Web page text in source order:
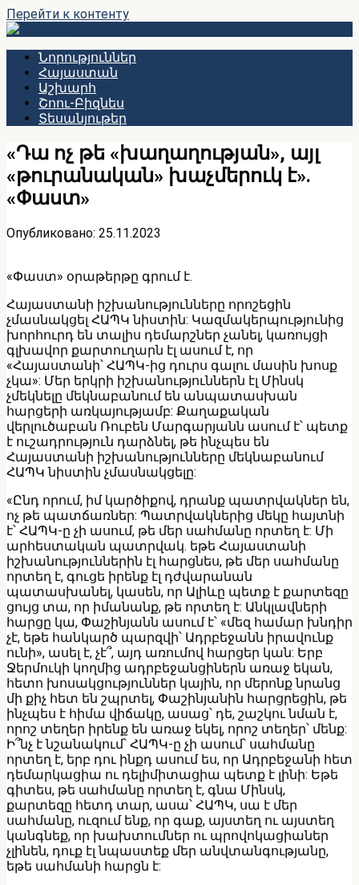
Перейти к контенту
Նորություններ
Հայաստան
Աշխարհ
Շոու-Բիզնես
Տեսանյութեր
«Դա ոչ թե «խաղաղության», այլ
«թուրանական» խաչմերուկ է»․
«Փաստ»
Опубликовано: 25.11.2023
«Փաստ» օրաթերթը գրում է.
Հայաստանի իշխանությունները որոշեցին
չմասնակցել ՀԱՊԿ նիստին: Կազմակերպությունից
խորհուրդ են տալիս դեմարշներ չանել, կառույցի
գլխավոր քարտուղարն էլ ասում է, որ
«Հայաստանի՝ ՀԱՊԿ-ից դուրս գալու մասին խոսք
չկա»: Մեր երկրի իշխանություններն էլ Մինսկ
չմեկնելը մեկնաբանում են անպատասխան
հարցերի առկայությամբ: Քաղաքական
վերլուծաբան Ռուբեն Մարգարյանն ասում է՝ պետք
է ուշադրություն դարձնել, թե ինչպես են
Հայաստանի իշխանությունները մեկնաբանում
ՀԱՊԿ նիստին չմասնակցելը:
«Ընդ որում, իմ կարծիքով, դրանք պատրվակներ են,
ոչ թե պատճառներ: Պատրվակներից մեկը հայտնի
է՝ ՀԱՊԿ-ը չի ասում, թե մեր սահմանը որտեղ է: Մի
արհեստական պատրվակ. եթե Հայաստանի
իշխանություններին էլ հարցնես, թե մեր սահմանը
որտեղ է, գուցե իրենք էլ դժվարանան
պատասխանել, կասեն, որ Ալիևը պետք է քարտեզը
ցույց տա, որ իմանանք, թե որտեղ է: Անկլավների
հարցը կա, Փաշինյանն ասում է՝ «մեզ համար խնդիր
չէ, եթե հանկարծ պարզվի՝ Ադրբեջանն իրավունք
ունի», ասել է, չէ՞, այդ առումով հարցեր կան: Երբ
Ջերմուկի կողմից ադրբեջանցիներն առաջ եկան,
հետո խոսակցություններ կային, որ մերոնք նրանց
մի քիչ հետ են շպրտել, Փաշինյանին հարցրեցին, թե
ինչպես է հիմա վիճակը, ասաց՝ դե, շաշկու նման է,
որոշ տեղեր իրենք են առաջ եկել, որոշ տեղեր՝ մենք:
Ի՞նչ է նշանակում՝ ՀԱՊԿ-ը չի ասում՝ սահմանը
որտեղ է, երբ դու ինքդ ասում ես, որ Ադրբեջանի հետ
դեմարկացիա ու դելիմիտացիա պետք է լինի: Եթե
գիտես, թե սահմանը որտեղ է, գնա Մինսկ,
քարտեզը հետդ տար, ասա՝ ՀԱՊԿ, սա է մեր
սահմանը, ուզում ենք, որ գաք, այստեղ ու այստեղ
կանգնեք, որ խախտումներ ու պրովոկացիաներ
չլինեն, դուք էլ նպաստեք մեր անվտանգությանը,
եթե սահմանի հարցն է: